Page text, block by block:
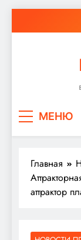
к
МЕНЮ
Главная
аттрактор